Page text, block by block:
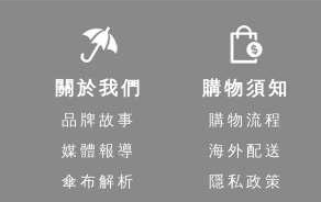
關於我們
品牌故事
媒體報導
傘布解析
購物須知
購物流程
海外配送
隱私政策